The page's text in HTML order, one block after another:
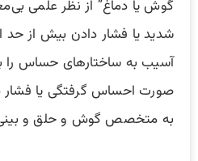
گوش یا دماغ” از نظر علمی
شدید یا فشار دادن بیش از حد
آسیب به ساختارهای حساس را
صورت احساس گرفتگی یا فشار
به متخصص گوش و حلق و بینی